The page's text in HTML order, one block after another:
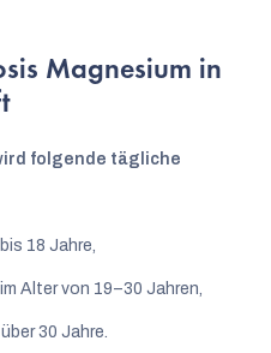
Magnesium in
folgende tägliche
18 Jahre,
Alter von 19–30 Jahren,
30 Jahre.